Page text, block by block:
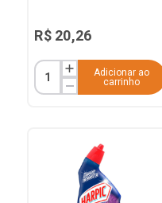
R$ 20,26
Adicionar ao
carrinho